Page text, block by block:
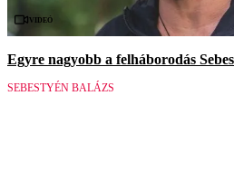
Videó
Egyre nagyobb a felháborodás
SEBESTYÉN BALÁZS